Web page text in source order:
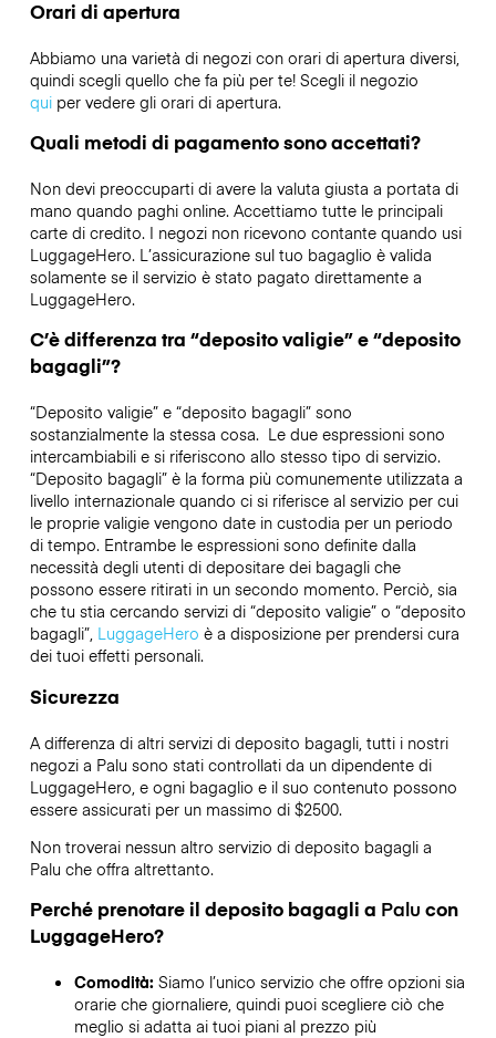
Orari di apertura
Abbiamo una varietà di negozi con orari di apertura diversi,
quindi scegli quello che fa più per te! Scegli il negozio
quiper vedere gli orari di apertura.
Quali metodi di pagamento sono accettati?
Non devi preoccuparti di avere la valuta giusta a portata di
mano quando paghi online. Accettiamo tutte le principali
carte di credito. I negozi non ricevono contante quando usi
LuggageHero. L’assicurazione sul tuo bagaglio è valida
solamente se il servizio è stato pagato direttamente a
LuggageHero.
C’è differenza tra “deposito valigie” e “deposito
bagagli”?
“Deposito valigie” e “deposito bagagli” sono
sostanzialmente la stessa cosa. Le due espressioni sono
intercambiabili e si riferiscono allo stesso tipo di servizio.
“Deposito bagagli” è la forma più comunemente utilizzata a
livello internazionale quando ci si riferisce al servizio per cui
le proprie valigie vengono date in custodia per un periodo
di tempo. Entrambe le espressioni sono definite dalla
necessità degli utenti di depositare dei bagagli che
possono essere ritirati in un secondo momento. Perciò, sia
che tu stia cercando servizi di “deposito valigie” o “deposito
bagagli”,LuggageHero è a disposizione per prendersi cura
dei tuoi effetti personali.
Sicurezza
A differenza di altri servizi di deposito bagagli, tutti i nostri
negozi a Palu sono stati controllati da un dipendente di
LuggageHero, e ogni bagaglio e il suo contenuto possono
essere assicurati per un massimo di $2500.
Non troverai nessun altro servizio di deposito bagagli a
Palu che offra altrettanto.
Perché prenotare il deposito bagagli a Palu con
LuggageHero?
Comodità: Siamo l’unico servizio che offre opzioni sia
orarie che giornaliere, quindi puoi scegliere ciò che
meglio si adatta ai tuoi piani al prezzo più